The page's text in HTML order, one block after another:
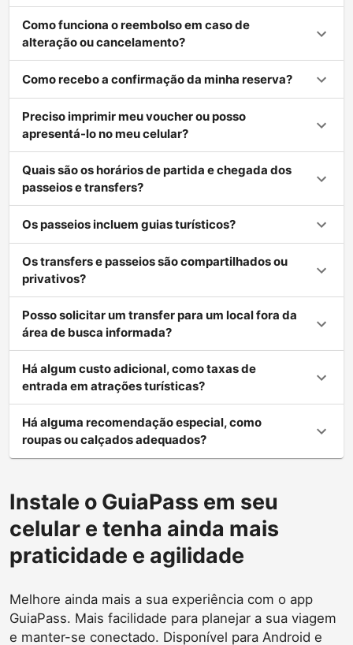
Como funciona o reembolso em caso de
alteração ou cancelamento?
Como recebo a confirmação da minha reserva?
Preciso imprimir meu voucher ou posso
apresentá-lo no meu celular?
Quais são os horários de partida e chegada dos
passeios e transfers?
Os passeios incluem guias turísticos?
Os transfers e passeios são compartilhados ou
privativos?
Posso solicitar um transfer para um local fora da
área de busca informada?
Há algum custo adicional, como taxas de
entrada em atrações turísticas?
Há alguma recomendação especial, como
roupas ou calçados adequados?
Instale o GuiaPass em seu
celular e tenha ainda mais
praticidade e agilidade
Melhore ainda mais a sua experiência com o app
GuiaPass. Mais facilidade para planejar a sua viagem
e manter-se conectado. Disponível para Android e